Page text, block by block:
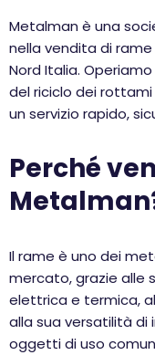
Metalman è una
nella vendita di
Nord Italia.
del riciclo dei
un servizio rapido,
Perché
Il rame è uno dei
mercato, grazie alle
elettrica e termica,
alla sua versatilità di
oggetti di uso